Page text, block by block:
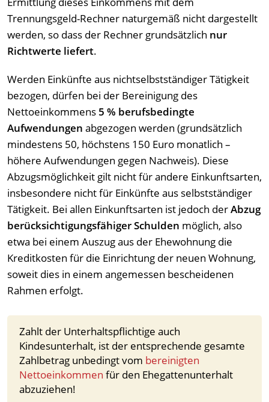
Trennungsgeld-Rechner naturgemäß nicht dargestellt
werden, so dass der Rechner grundsätzlich nur
Richtwerte liefert.
Werden Einkünfte aus nichtselbstständiger Tätigkeit
bezogen, dürfen bei der Bereinigung des
Nettoeinkommens 5 % berufsbedingte
Aufwendungen abgezogen werden (grundsätzlich
mindestens 50, höchstens 150 Euro monatlich –
höhere Aufwendungen gegen Nachweis). Diese
Abzugsmöglichkeit gilt nicht für andere Einkunftsarten,
insbesondere nicht für Einkünfte aus selbstständiger
Tätigkeit. Bei allen Einkunftsarten ist jedoch derAbzug
berücksichtigungsfähiger Schulden möglich, also
etwa bei einem Auszug aus der Ehewohnung die
Kreditkosten für die Einrichtung der neuen Wohnung,
soweit dies in einem angemessen bescheidenen
Rahmen erfolgt.
Zahlt der Unterhaltspflichtige auch
Kindesunterhalt, ist der entsprechende gesamte
Zahlbetrag unbedingt vom bereinigten
Nettoeinkommen für den Ehegattenunterhalt
abzuziehen!